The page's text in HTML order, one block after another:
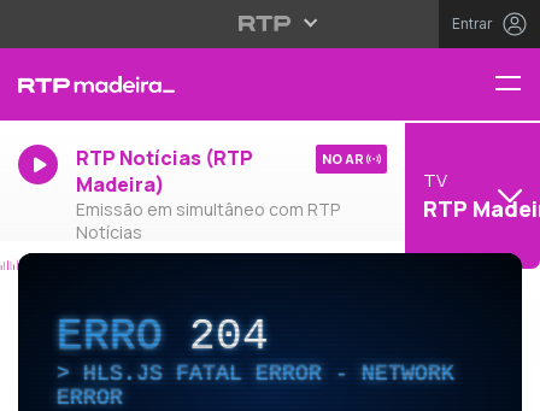
Entrar
RTP Notícias (RTP
Madeira)
Emissão em simultâneo com RTP
Notícias
NO AR
TV
RTP
ERRO204
HLS.JS FATAL ERROR - NETWORK
ERROR